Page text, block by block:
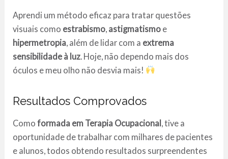
Aprendi um método eficaz para tratar questões
visuais como estrabismo astigmatismo e
hipermetropia , além de lidar com a extrema
sensibilidade à luz . Hoje, não dependo mais dos
óculos e meu olho não desvia mais!
Resultados Comprovados
Comoformada em Terapia Ocupacional, tive a
oportunidade de trabalhar com milhares de pacientes
e alunos, todos obtendo resultados surpreendentes